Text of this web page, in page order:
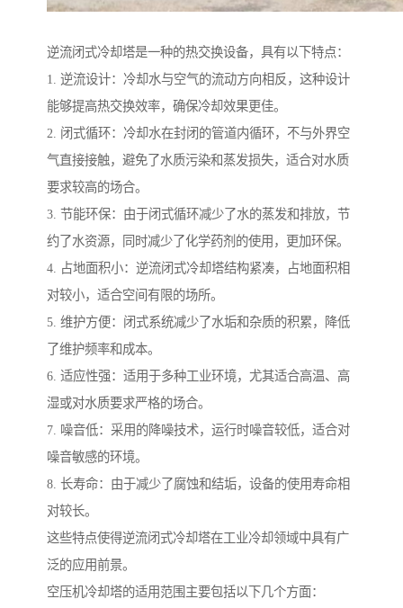
逆流闭式冷却塔是一种的热交换设备，具有以下特点：
1. 逆流设计：冷却水与空气的流动方向相反，这种设计
能够提高热交换效率，确保冷却效果更佳。
2. 闭式循环：冷却水在封闭的管道内循环，不与外界空
气直接接触，避免了水质污染和蒸发损失，适合对水质
要求较高的场合。
3. 节能环保：由于闭式循环减少了水的蒸发和排放，节
约了水资源，同时减少了化学药剂的使用，更加环保。
4. 占地面积小：逆流闭式冷却塔结构紧凑，占地面积相
对较小，适合空间有限的场所。
5. 维护方便：闭式系统减少了水垢和杂质的积累，降低
了维护频率和成本。
6. 适应性强：适用于多种工业环境，尤其适合高温、高
湿或对水质要求严格的场合。
7. 噪音低：采用的降噪技术，运行时噪音较低，适合对
噪音敏感的环境。
8. 长寿命：由于减少了腐蚀和结垢，设备的使用寿命相
对较长。
这些特点使得逆流闭式冷却塔在工业冷却领域中具有广
泛的应用前景。
空压机冷却塔的适用范围主要包括以下几个方面：